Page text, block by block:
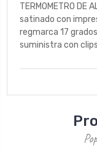
TERMOMETRO DE
satinado con
regmarca 17
suministra con